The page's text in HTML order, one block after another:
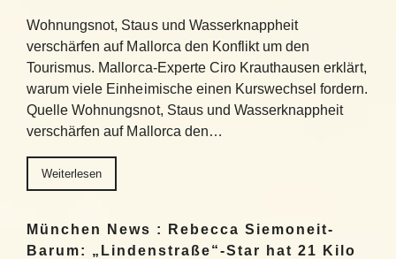
Wohnungsnot, Staus und Wasserknappheit
verschärfen auf Mallorca den Konflikt um den
Tourismus. Mallorca-Experte Ciro Krauthausen erklärt,
warum viele Einheimische einen Kurswechsel fordern.
Quelle Wohnungsnot, Staus und Wasserknappheit
verschärfen auf Mallorca den…
Weiterlesen
München News : Rebecca Siemoneit-
Barum: „Lindenstraße“-Star hat 21 Kilo